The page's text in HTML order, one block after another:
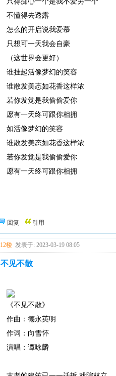
不懂得去透露
怎么的开启说我爱慕
只想可一天我会自豪
（这世界会更好）
谁挂起活像梦幻的笑容
谁散发美态如花香这样浓
若你发觉是我偷偷爱你
愿有一天终可跟你相拥
如活像梦幻的笑容
谁散发美态如花香这样浓
若你发觉是我偷偷爱你
愿有一天终可跟你相拥
回复 引用
12楼 发表于: 2023-03-19 08:05
不见不散
《不见不散》
作曲：德永英明
作词：向雪怀
演唱：谭咏麟